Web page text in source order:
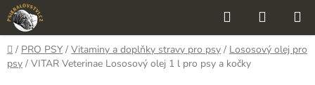
Přejít
na
obsah
Hledat
KOŠÍK
Domů
/ PRO PSY / Vitaminy a doplňky stravy pro psy / Lososový olej pro
psy / VITAR Veterinae Lososový olej 1 l pro psy a kočky